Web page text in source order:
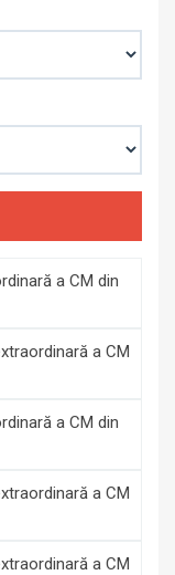
a CM din
a CM
a CM din
a CM
a CM